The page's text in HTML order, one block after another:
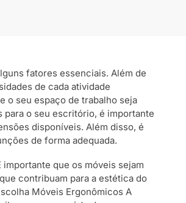
fatores essenciais. Além de
de cada atividade
o seu espaço de trabalho seja
para o seu escritório, é importante
disponíveis. Além disso, é
de forma adequada.
que os móveis sejam
contribuam para a estética do
Móveis Ergonômicos A